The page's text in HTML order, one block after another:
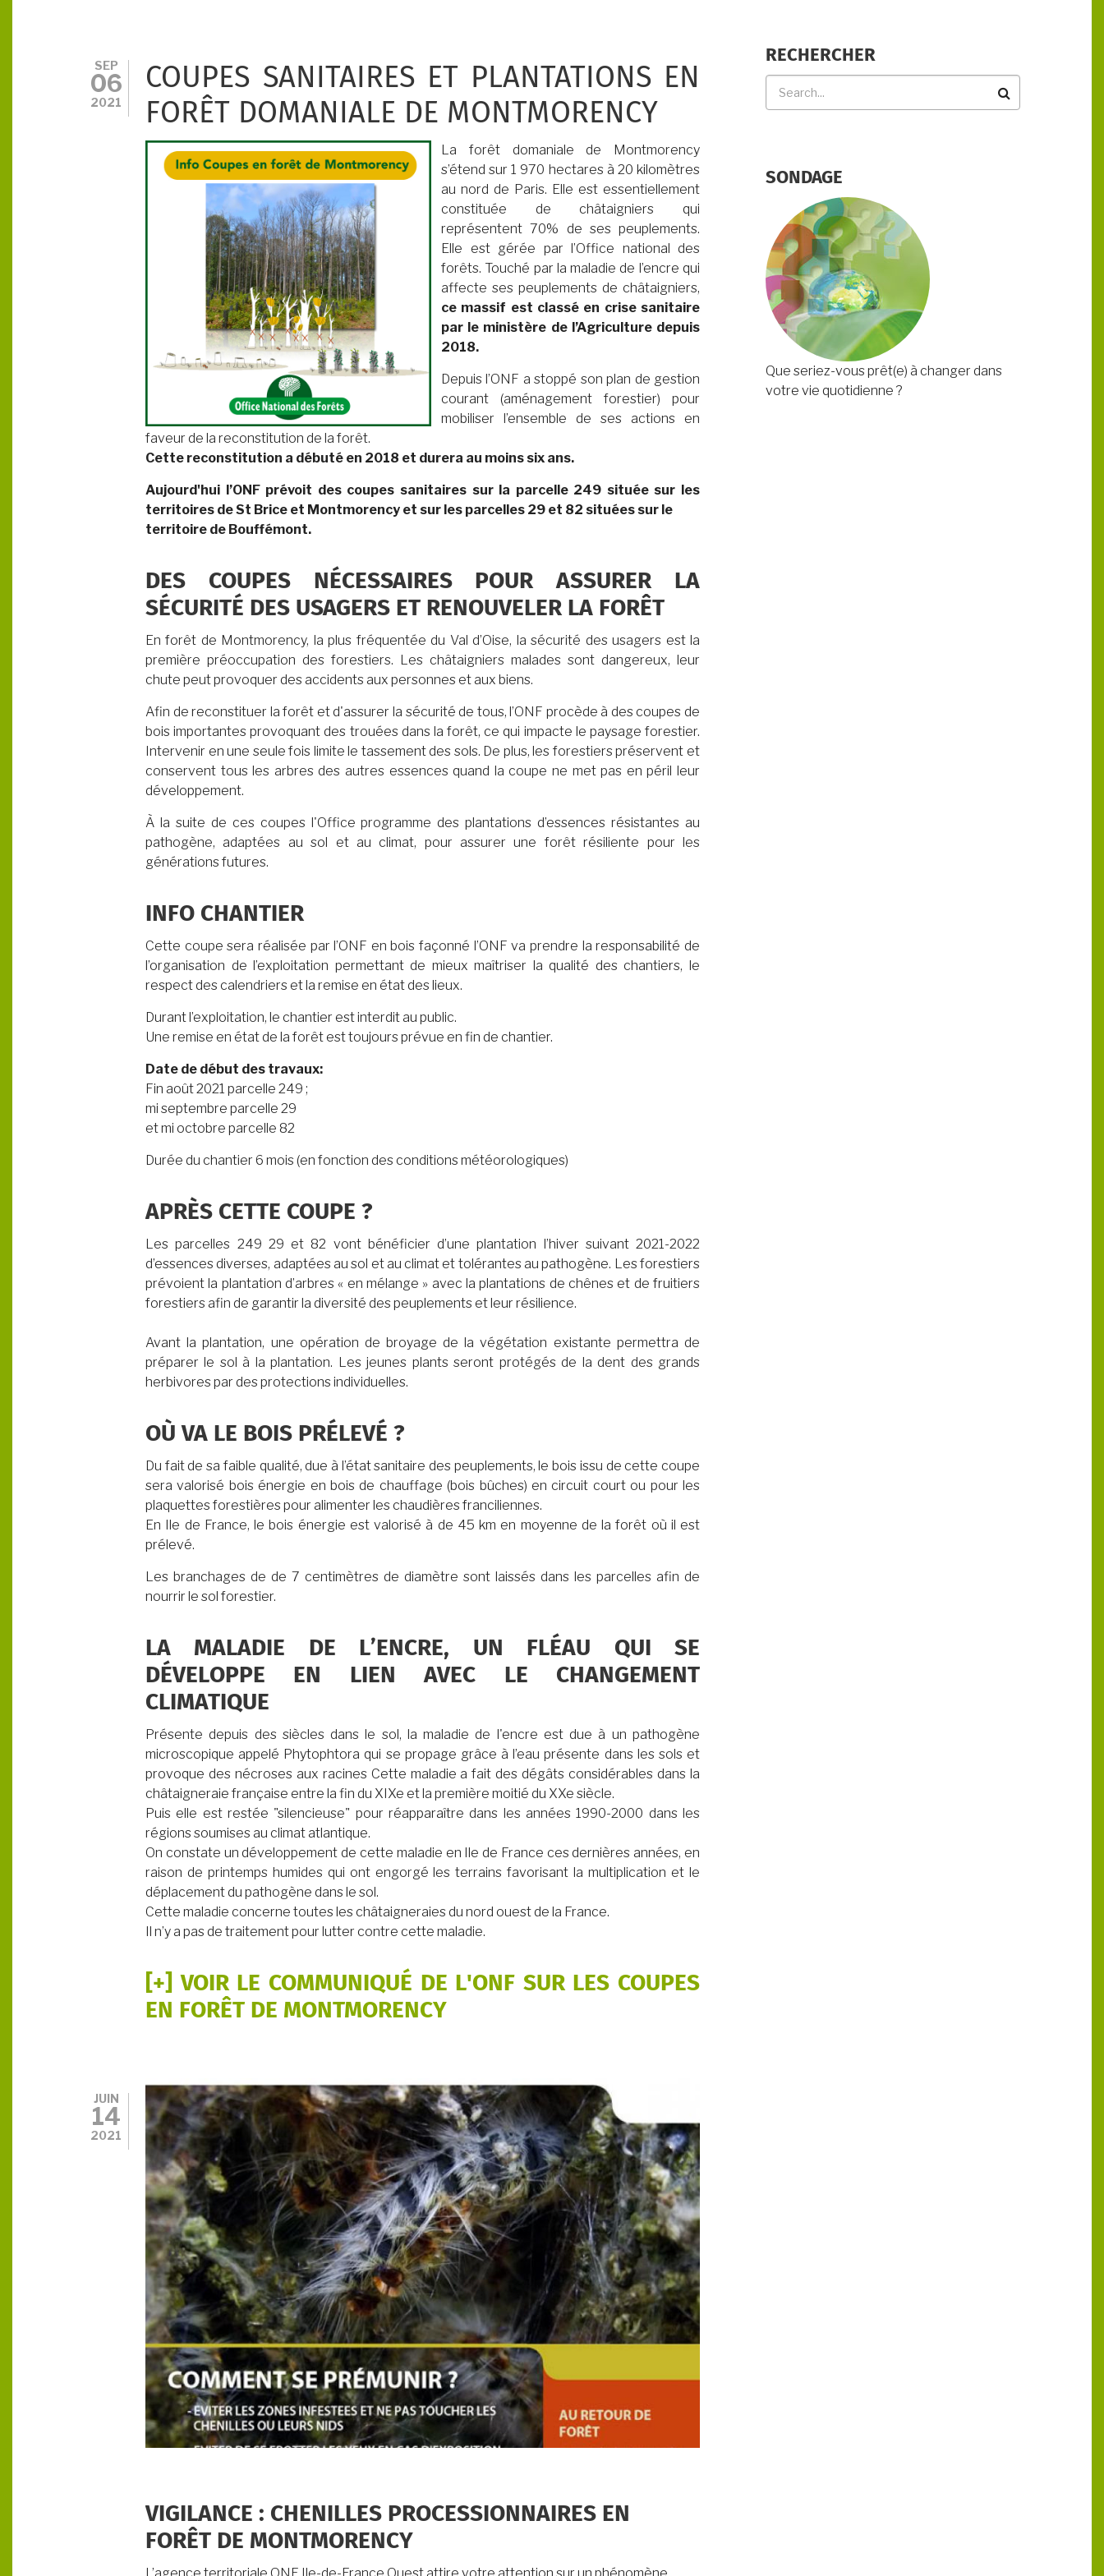
SEP
06
2021
COUPES SANITAIRES ET PLANTATIONS EN
FORÊT DOMANIALE DE MONTMORENCY
La forêt domaniale de Montmorency
s’étend sur 1 970 hectares à 20 kilomètres
au nord de Paris. Elle est essentiellement
constituée de châtaigniers qui
représentent 70% de ses peuplements.
Elle est gérée par l’Office national des
forêts. Touché par la maladie de l’encre qui
affecte ses peuplements de châtaigniers,
ce massif est classé en crise sanitaire
par le ministère de l’Agriculture depuis
2018.
Depuis l’ONF a stoppé son plan de gestion
courant (aménagement forestier) pour
mobiliser l’ensemble de ses actions en
faveur de la reconstitution de la forêt.
Cette reconstitution a débuté en 2018 et durera au moins six ans.
Aujourd'hui l’ONF prévoit des coupes sanitaires sur la parcelle 249 située sur les
territoires de St Brice et Montmorency et sur les parcelles 29 et 82 situées sur le
territoire de Bouffémont.
DES COUPES NÉCESSAIRES POUR ASSURER LA
SÉCURITÉ DES USAGERS ET RENOUVELER LA FORÊT
En forêt de Montmorency, la plus fréquentée du Val d’Oise, la sécurité des usagers est la
première préoccupation des forestiers. Les châtaigniers malades sont dangereux, leur
chute peut provoquer des accidents aux personnes et aux biens.
Afin de reconstituer la forêt et d'assurer la sécurité de tous, l’ONF procède à des coupes de
bois importantes provoquant des trouées dans la forêt, ce qui impacte le paysage forestier.
Intervenir en une seule fois limite le tassement des sols. De plus, les forestiers préservent et
conservent tous les arbres des autres essences quand la coupe ne met pas en péril leur
développement.
À la suite de ces coupes l'Office programme des plantations d’essences résistantes au
pathogène, adaptées au sol et au climat, pour assurer une forêt résiliente pour les
générations futures.
INFO CHANTIER
Cette coupe sera réalisée par l’ONF en bois façonné l’ONF va prendre la responsabilité de
l’organisation de l’exploitation permettant de mieux maîtriser la qualité des chantiers, le
respect des calendriers et la remise en état des lieux.
Durant l’exploitation, le chantier est interdit au public.
Une remise en état de la forêt est toujours prévue en fin de chantier.
Date de début des travaux:
Fin août 2021 parcelle 249 ;
mi septembre parcelle 29
et mi octobre parcelle 82
Durée du chantier 6 mois (en fonction des conditions météorologiques)
APRÈS CETTE COUPE ?
Les parcelles 249 29 et 82 vont bénéficier d’une plantation l’hiver suivant 2021-2022
d’essences diverses, adaptées au sol et au climat et tolérantes au pathogène. Les forestiers
prévoient la plantation d’arbres « en mélange » avec la plantations de chênes et de fruitiers
forestiers afin de garantir la diversité des peuplements et leur résilience.
Avant la plantation, une opération de broyage de la végétation existante permettra de
préparer le sol à la plantation. Les jeunes plants seront protégés de la dent des grands
herbivores par des protections individuelles.
OÙ VA LE BOIS PRÉLEVÉ ?
Du fait de sa faible qualité, due à l’état sanitaire des peuplements, le bois issu de cette coupe
sera valorisé bois énergie en bois de chauffage (bois bûches) en circuit court ou pour les
plaquettes forestières pour alimenter les chaudières franciliennes.
En Ile de France, le bois énergie est valorisé à de 45 km en moyenne de la forêt où il est
prélevé.
Les branchages de de 7 centimètres de diamètre sont laissés dans les parcelles afin de
nourrir le sol forestier.
LA MALADIE DE L’ENCRE, UN FLÉAU QUI SE
DÉVELOPPE EN LIEN AVEC LE CHANGEMENT
CLIMATIQUE
Présente depuis des siècles dans le sol, la maladie de l'encre est due à un pathogène
microscopique appelé Phytophtora qui se propage grâce à l’eau présente dans les sols et
provoque des nécroses aux racines Cette maladie a fait des dégâts considérables dans la
châtaigneraie française entre la fin du XIXe et la première moitié du XXe siècle.
Puis elle est restée "silencieuse" pour réapparaître dans les années 1990-2000 dans les
régions soumises au climat atlantique.
On constate un développement de cette maladie en Ile de France ces dernières années, en
raison de printemps humides qui ont engorgé les terrains favorisant la multiplication et le
déplacement du pathogène dans le sol.
Cette maladie concerne toutes les châtaigneraies du nord ouest de la France.
Il n’y a pas de traitement pour lutter contre cette maladie.
[+] VOIR LE COMMUNIQUÉ DE L'ONF SUR LES COUPES
EN FORÊT DE MONTMORENCY
JUIN
14
2021
VIGILANCE : CHENILLES PROCESSIONNAIRES EN
FORÊT DE MONTMORENCY
RECHERCHER
SONDAGE
Que seriez-vous prêt(e) à changer dans
votre vie quotidienne ?